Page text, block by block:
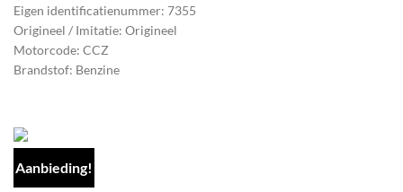
Eigen identificatienummer: 7355
Origineel / Imitatie: Origineel
Motorcode: CCZ
Brandstof: Benzine
Aanbieding!